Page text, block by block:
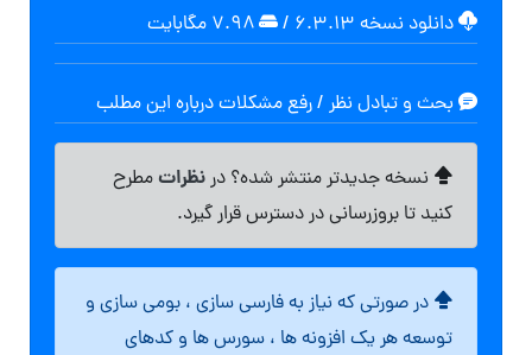
دانلود نسخه ۶.۳.۱۳ /
بحث و تبادل نظر / رفع مشکلات درباره این مطلب
نسخه جدیدتر منتشر شده؟ درنظراتمطرح
کنید تا بروزرسانی در دسترس قرار گیرد.
در صورتی که نیاز به فارسی سازی ، بومی سازی و
توسعه هر یک افزونه ها ، سورس ها و کدهای